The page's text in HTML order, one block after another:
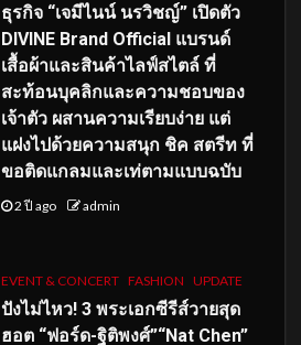
ธุรกิจ “เจมีไนน์ นรวิชญ์” เปิดตัว
DIVINE Brand Official แบรนด์
เสื้อผ้าและสินค้าไลฟ์สไตล์ ที่
สะท้อนบุคลิกและความชอบของ
เจ้าตัว ผสานความเรียบง่าย แต่
แฝงไปด้วยความสนุก ชิค สตรีท ที่
ขอติดแกลมและเท่ตามแบบฉบับ
2 ปี ago admin
EVENT & CONCERT FASHION UPDATE
ปังไม่ไหว! 3 พระเอกซีรีส์วายสุด
ฮอต “ฟอร์ด-ฐิติพงศ์”“Nat Chen”